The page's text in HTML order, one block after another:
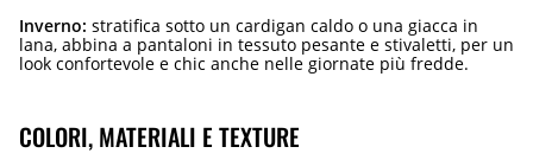
Inverno: stratifica sotto un cardigan caldo o una giacca in
lana, abbina a pantaloni in tessuto pesante e stivaletti, per un
look confortevole e chic anche nelle giornate più fredde.
COLORI, MATERIALI E TEXTURE